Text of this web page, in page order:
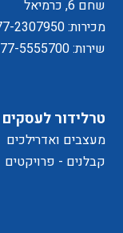
שחם 6, כרמיאל
מכירות: 077-2307950
שירות: 077-5555700
טרלידור
מעצבים ואדרילכים
קבלנים - פרויקטים